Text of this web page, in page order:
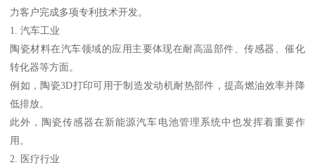
力客户完成多项专利技术开发。
1. 汽车工业
陶瓷材料在汽车领域的应用主要体现在耐高温部件、传感器、催化
转化器等方面。
例如，陶瓷3D打印可用于制造发动机耐热部件，提高燃油效率并降
低排放。
此外，陶瓷传感器在新能源汽车电池管理系统中也发挥着重要作
用。
2. 医疗行业